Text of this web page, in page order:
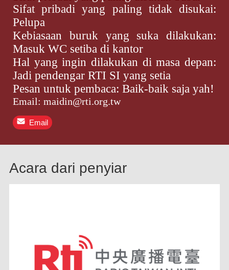
Sifat pribadi yang paling tidak disukai:
Pelupa
Kebiasaan buruk yang suka dilakukan:
Masuk WC setiba di kantor
Hal yang ingin dilakukan di masa depan:
Jadi pendengar RTI SI yang setia
Pesan untuk pembaca: Baik-baik saja yah!
Email: maidin@rti.org.tw
Email
Acara dari penyiar